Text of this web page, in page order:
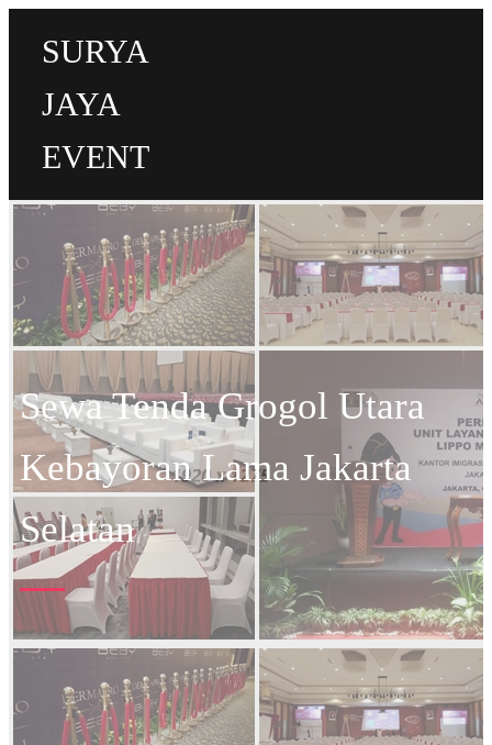
SURYA
JAYA
EVENT
Sewa Tenda Grogol Utara
Kebayoran Lama Jakarta
Selatan